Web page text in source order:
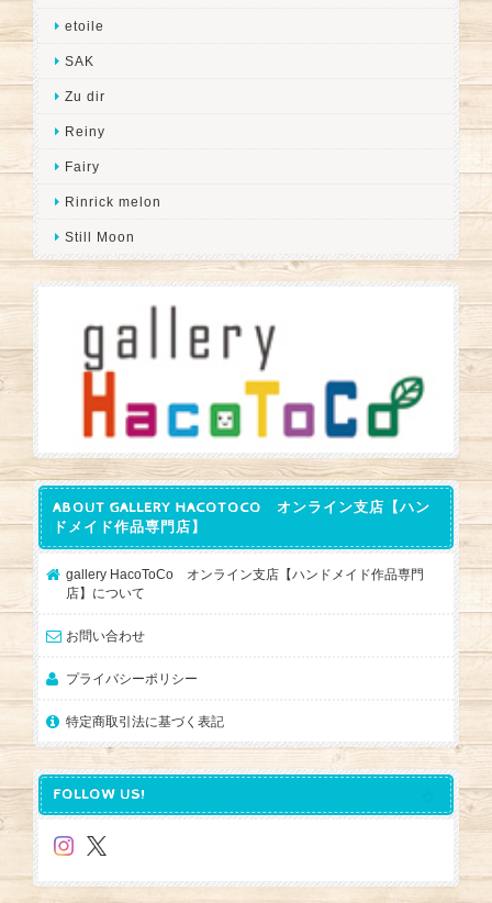
etoile
SAK
Zu dir
Reiny
Fairy
Rinrick melon
Still Moon
ABOUT GALLERY HACOTOCO オンライン支店【ハン
ドメイド作品専門店】
gallery HacoToCo オンライン支店【ハンドメイド作品専門
店】について
お問い合わせ
プライバシーポリシー
特定商取引法に基づく表記
FOLLOW US!